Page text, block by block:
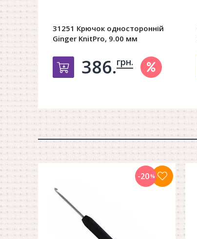
31251 Крючок односторонній
Ginger KnitPro, 9.00 мм
Добавить в корзину
386.грн.
-20%